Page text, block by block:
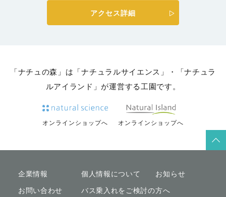
アクセス詳細
「ナチュの森」は「ナチュラルサイエンス」・「ナチュラ
ルアイランド」が運営する工園です。
オンラインショップへ オンラインショップへ
企業情報 個人情報について
お知らせ
お問い合わせ
バス乗入れをご検討の方へ